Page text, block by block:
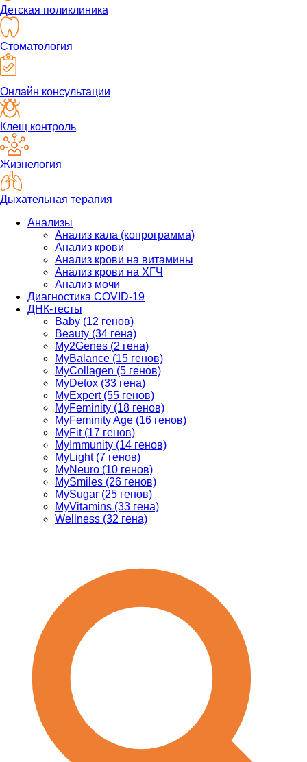
Детская поликлиника
Стоматология
Онлайн консультации
Клещ контроль
Жизнелогия
Дыхательная терапия
Анализы
Анализ кала (копрограмма)
Анализ крови
Анализ крови на витамины
Анализ крови на ХГЧ
Анализ мочи
Диагностика COVID-19
ДНК-тесты
Baby (12 генов)
Beauty (34 гена)
My2Genes (2 гена)
MyBalance (15 генов)
MyCollagen (5 генов)
MyDetox (33 гена)
MyExpert (55 генов)
MyFeminity (18 генов)
MyFeminity Age (16 генов)
MyFit (17 генов)
MyImmunity (14 генов)
MyLight (7 генов)
MyNeuro (10 генов)
MySmiles (26 генов)
MySugar (25 генов)
MyVitamins (33 гена)
Wellness (32 гена)